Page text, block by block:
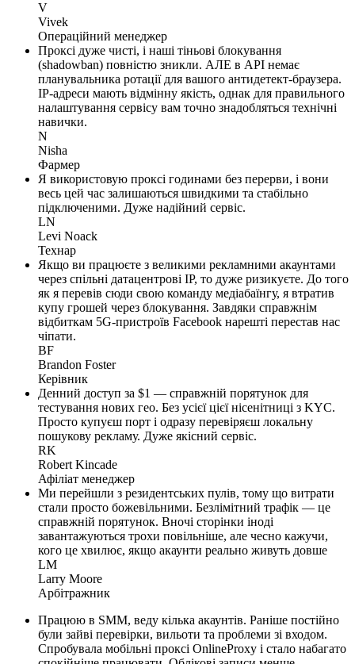
V
Vivek
Операційний менеджер
Проксі дуже чисті, і наші тіньові блокування
(shadowban) повністю зникли. АЛЕ в API немає
планувальника ротації для вашого антидетект-браузера.
IP-адреси мають відмінну якість, однак для правильного
налаштування сервісу вам точно знадобляться технічні
навички.
N
Nisha
Фармер
Я використовую проксі годинами без перерви, і вони
весь цей час залишаються швидкими та стабільно
підключеними. Дуже надійний сервіс.
LN
Levi Noack
Технар
Якщо ви працюєте з великими рекламними акаунтами
через спільні датацентрові IP, то дуже ризикуєте. До того
як я перевів сюди свою команду медіабаїнгу, я втратив
купу грошей через блокування. Завдяки справжнім
відбиткам 5G-пристроїв Facebook нарешті перестав нас
чіпати.
BF
Brandon Foster
Керівник
Денний доступ за $1 — справжній порятунок для
тестування нових гео. Без усієї цієї нісенітниці з KYC.
Просто купуєш порт і одразу перевіряєш локальну
пошукову рекламу. Дуже якісний сервіс.
RK
Robert Kincade
Афіліат менеджер
Ми перейшли з резидентських пулів, тому що витрати
стали просто божевільними. Безлімітний трафік — це
справжній порятунок. Вночі сторінки іноді
завантажуються трохи повільніше, але чесно кажучи,
кого це хвилює, якщо акаунти реально живуть довше
LM
Larry Moore
Арбітражник
Працюю в SMM, веду кілька акаунтів. Раніше постійно
були зайві перевірки, вильоти та проблеми зі входом.
Спробувала мобільні проксі OnlineProxy і стало набагато